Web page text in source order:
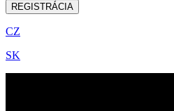
REGISTRÁCIA
CZ
SK